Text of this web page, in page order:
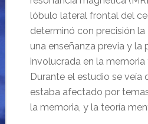
lóbulo lateral frontal del
determinó con precisión
una enseñanza previa y la
involucrada en la memoria
Durante el estudio se veía
estaba afectado por
la memoria, y la teoría